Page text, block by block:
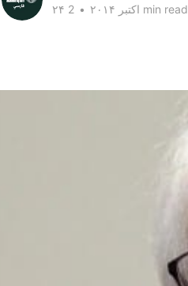
۲۴ اکتبر ۲۰۱۴ • 2 min read